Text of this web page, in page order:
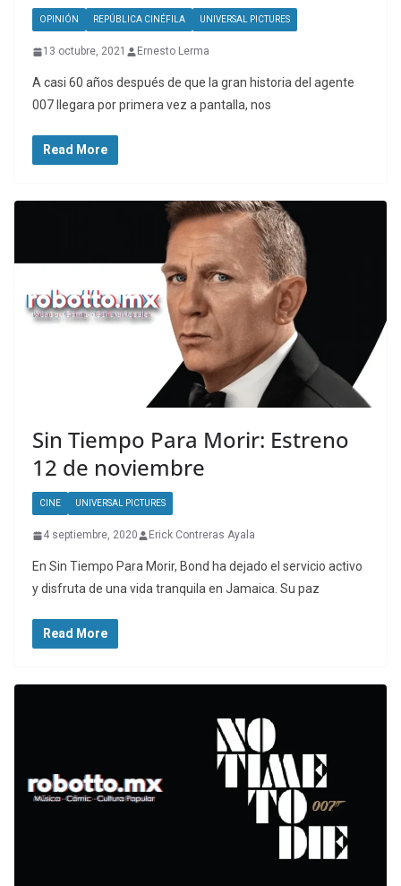
OPINIÓN REPÚBLICA CINÉFILA UNIVERSAL PICTURES
13 octubre, 2021 Ernesto Lerma
A casi 60 años después de que la gran historia del agente
007 llegara por primera vez a pantalla, nos
Read More
Sin Tiempo Para Morir: Estreno
12 de noviembre
CINE UNIVERSAL PICTURES
4 septiembre, 2020 Erick Contreras Ayala
En Sin Tiempo Para Morir, Bond ha dejado el servicio activo
y disfruta de una vida tranquila en Jamaica. Su paz
Read More